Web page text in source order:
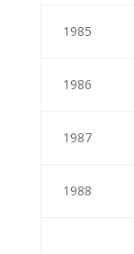
1985
1986
1987
1988